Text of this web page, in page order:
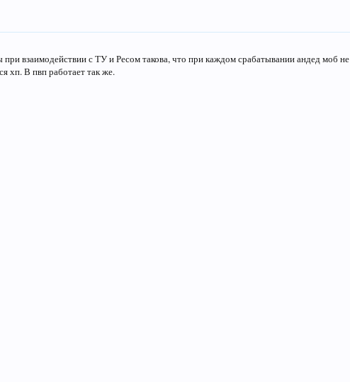
взаимодействии с ТУ и Ресом такова, что при каждом срабатывании андед моб не
хп. В пвп работает так же.